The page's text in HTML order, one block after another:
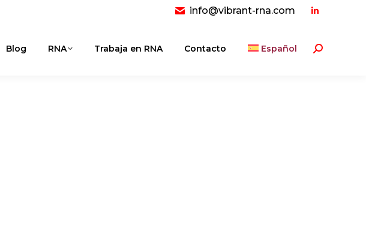
info@vibrant-rna.com
Linkedin
opens
Blog RNA Trabaja en RNA Contacto Español Buscar: